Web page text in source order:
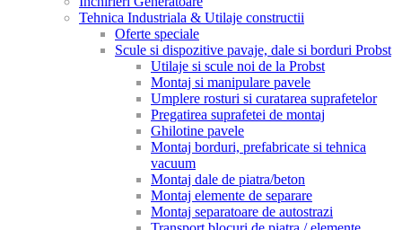
Tehnica Industriala & Utilaje constructii
Oferte speciale
Scule si dispozitive pavaje, dale si borduri Probst
Utilaje si scule noi de la Probst
Montaj si manipulare pavele
Umplere rosturi si curatarea suprafetelor
Pregatirea suprafetei de montaj
Ghilotine pavele
Montaj borduri, prefabricate si tehnica
vacuum
Montaj dale de piatra/beton
Montaj elemente de separare
Montaj separatoare de autostrazi